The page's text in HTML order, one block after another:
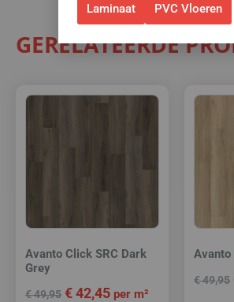
GERELATEERDE
Avanto Click SRC Dark
Grey
€49,95 €42,45 per m²
Avanto
€49,95
Laminaat PVC Vloeren